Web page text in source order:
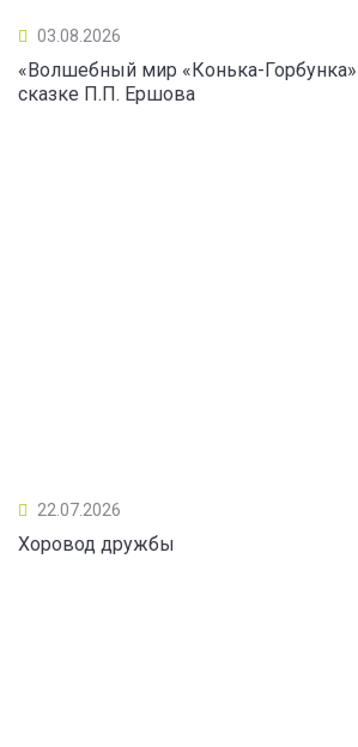
03.08.2026
«Волшебный мир «Конька-Горбунка»
сказке П.П. Ершова
22.07.2026
Хоровод дружбы